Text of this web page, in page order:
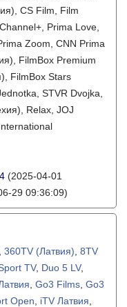
CS Film, Film
Prima Love,
Zoom, CNN Prima
FilmBox Premium
FilmBox Stars
STVR Dvojka,
Relax, JOJ
(2025-04-01
29 09:36:09)
360TV (Латвия) 8TV
TV, Duo 5 LV,
Go3 Films Go3
Open iTV Латвия